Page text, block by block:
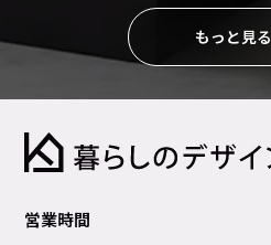
もっと見る
営業時間